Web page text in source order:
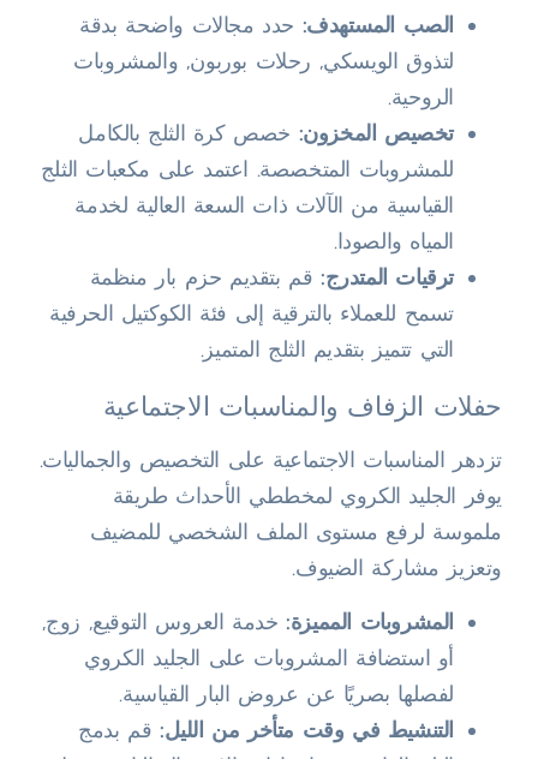
الصب المستهدف: حدد مجالات واضحة بدقة
لتذوق الويسكي, رحلات بوربون, والمشروبات
الروحية.
تخصيص المخزون: خصص كرة الثلج بالكامل
للمشروبات المتخصصة. اعتمد على مكعبات الثلج
القياسية من الآلات ذات السعة العالية لخدمة
المياه والصودا.
ترقيات المتدرج: قم بتقديم حزم بار منظمة
تسمح للعملاء بالترقية إلى فئة الكوكتيل الحرفية
التي تتميز بتقديم الثلج المتميز.
حفلات الزفاف والمناسبات الاجتماعية
تزدهر المناسبات الاجتماعية على التخصيص والجماليات.
يوفر الجليد الكروي لمخططي الأحداث طريقة
ملموسة لرفع مستوى الملف الشخصي للمضيف
وتعزيز مشاركة الضيوف.
المشروبات المميزة:خدمة العروس التوقيع, زوج,
أو استضافة المشروبات على الجليد الكروي
لفصلها بصريًا عن عروض البار القياسية.
التنشيط في وقت متأخر من الليل: قم بدمج